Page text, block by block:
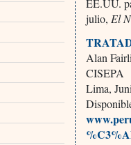
EE.UU.
julio, El
Alan
CISEPA
Lima,